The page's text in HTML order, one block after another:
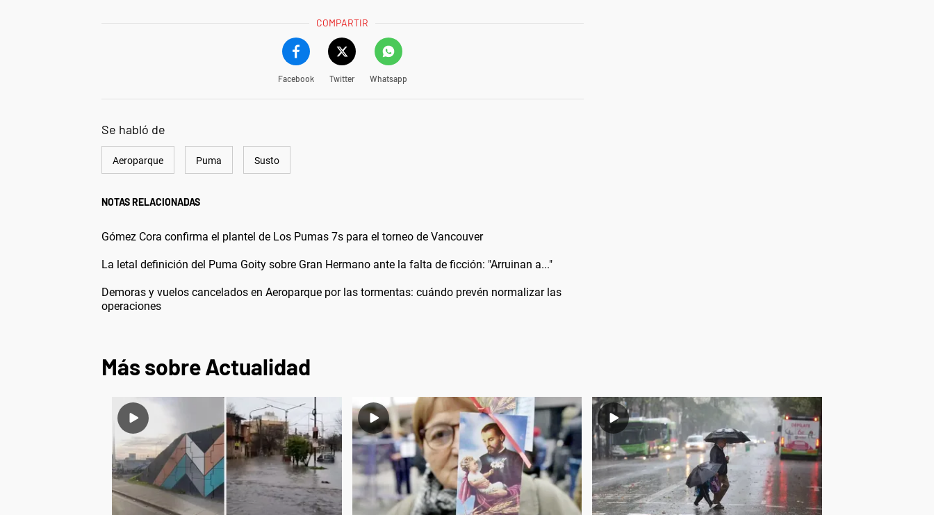
COMPARTIR
Facebook Twitter Whatsapp
Se habló de
Aeroparque Puma Susto
NOTAS RELACIONADAS
Gómez Cora confirma el plantel de Los Pumas 7s para el torneo de Vancouver
La letal definición del Puma Goity sobre Gran Hermano ante la falta de ficción: "Arruinan a..."
Demoras y vuelos cancelados en Aeroparque por las tormentas: cuándo prevén normalizar las
operaciones
Más sobre Actualidad